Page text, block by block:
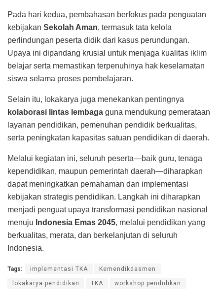
Pada hari kedua, pembahasan berfokus pada penguatan
kebijakan Sekolah Aman, termasuk tata kelola
perlindungan peserta didik dari kasus perundungan.
Upaya ini dipandang krusial untuk menjaga kualitas iklim
belajar serta memastikan terpenuhinya hak keselamatan
siswa selama proses pembelajaran.
Selain itu, lokakarya juga menekankan pentingnya
kolaborasi lintas lembaga guna mendukung pemerataan
layanan pendidikan, pemenuhan pendidik berkualitas,
serta peningkatan kapasitas satuan pendidikan di daerah.
Melalui kegiatan ini, seluruh peserta—baik guru, tenaga
kependidikan, maupun pemerintah daerah—diharapkan
dapat meningkatkan pemahaman dan implementasi
kebijakan strategis pendidikan. Langkah ini diharapkan
menjadi penguat upaya transformasi pendidikan nasional
menuju Indonesia Emas 2045, melalui pendidikan yang
berkualitas, merata, dan berkelanjutan di seluruh
Indonesia.
Tags: implementasi TKA Kemendikdasmen
lokakarya pendidikan TKA workshop pendidikan